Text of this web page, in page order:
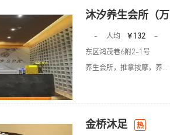
沐汐养生会所（
- 人均 ￥132
-
东区鸿茂巷6附2-1号
养生会所，推拿按摩，养...
金桥沐足 热